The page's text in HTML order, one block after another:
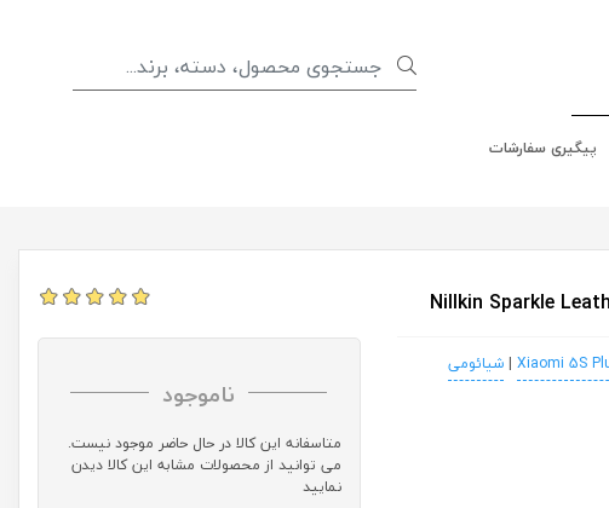
پیگیری سفارشات
Xiaomi 5S
|شیائومی
ناموجود
متاسفانه این کالا در حال حاضر موجود نیست.
می توانید از محصولات مشابه این کالا دیدن
نمایید